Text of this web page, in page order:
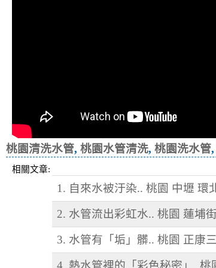
桃園清洗水管, 桃園水管清洗, 桃園洗水管,
相關文章:
1. 自來水被汙染.. 桃園 中壢 環
2. 水管流出彩虹水.. 桃園 蓮埔
3. 水管有「垢」髒.. 桃園 正康
4. 熱水管裡的「彩色秘密」..